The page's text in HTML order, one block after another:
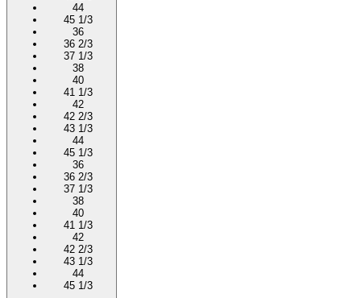
44
45 1/3
36
36 2/3
37 1/3
38
40
41 1/3
42
42 2/3
43 1/3
44
45 1/3
36
36 2/3
37 1/3
38
40
41 1/3
42
42 2/3
43 1/3
44
45 1/3